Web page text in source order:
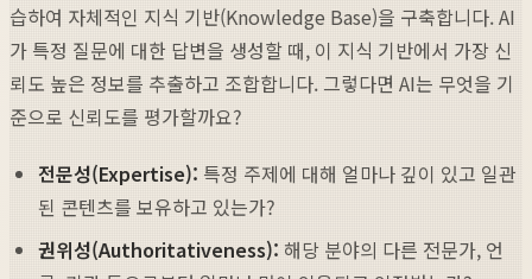
습하여 자체적인 지식 기반(Knowledge Base)을 구축합니다. AI
가 특정 질문에 대한 답변을 생성할 때, 이 지식 기반에서 가장 신
뢰도 높은 정보를 추출하고 조합합니다. 그렇다면 AI는 무엇을 기
준으로 신뢰도를 평가할까요?
전문성(Expertise): 특정 주제에 대해 얼마나 깊이 있고 일관
된 콘텐츠를 보유하고 있는가?
권위성(Authoritativeness): 해당 분야의 다른 전문가, 언